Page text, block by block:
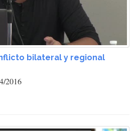
bilateral y regional
2016